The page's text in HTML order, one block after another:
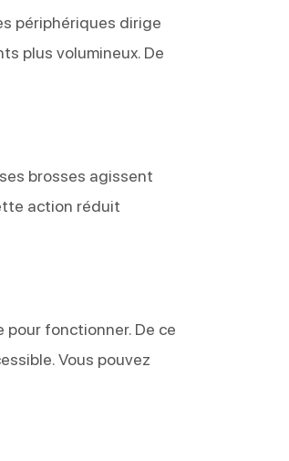
périphériques dirige
plus volumineux. De
brosses agissent
action réduit
fonctionner. De ce
Vous pouvez